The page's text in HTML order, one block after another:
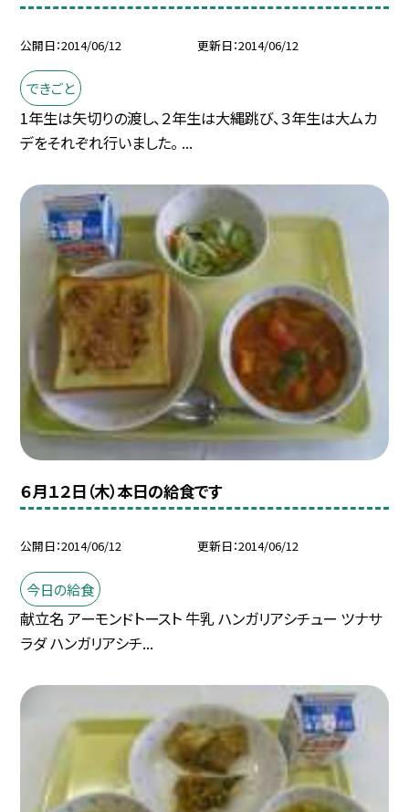
公開日 2014/06/12 更新日 2014/06/12
できごと
1年生は矢切りの渡し、２年生は大縄跳び、３年生は大ムカ
デをそれぞれ行いました。 ...
６月１２日（木）本日の給食です
公開日 2014/06/12 更新日 2014/06/12
今日の給食
献立名 アーモンドトースト 牛乳 ハンガリアシチュー ツナサ
ラダ ハンガリアシチ...